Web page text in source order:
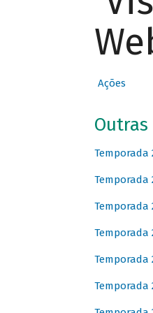
Ações
Temporada
Temporada
Temporada
Temporada
Temporada
Temporada